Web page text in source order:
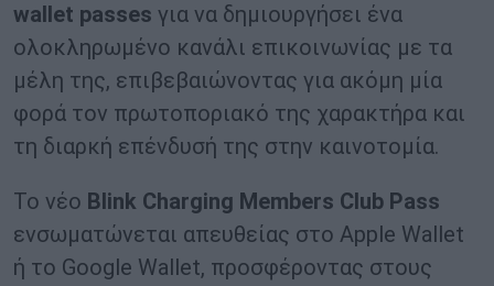
wallet passes για να δημιουργήσει ένα
ολοκληρωμένο κανάλι επικοινωνίας με τα
μέλη της, επιβεβαιώνοντας για ακόμη μία
φορά τον πρωτοποριακό της χαρακτήρα και
τη διαρκή επένδυσή της στην καινοτομία.
Το νέο Blink Charging Members Club Pass
ενσωματώνεται απευθείας στο Apple Wallet
ή το Google Wallet, προσφέροντας στους